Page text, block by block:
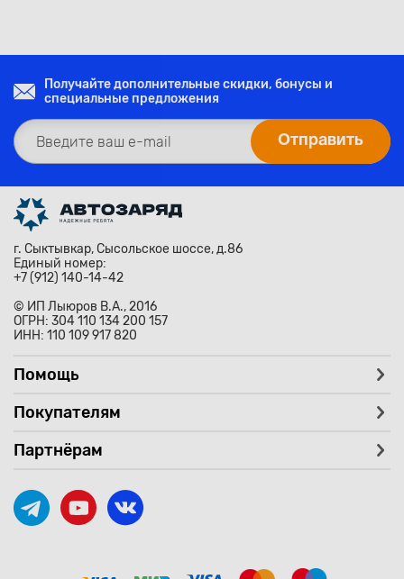
Получайте дополнительные скидки, бонусы и
специальные предложения
г. Сыктывкар, Сысольское шоссе, д.86
Единый номер:
+7 (912) 140-14-42
© ИП Лыюров В.А., 2016
ОГРН: 304 110 134 200 157
ИНН: 110 109 917 820
Помощь
Покупателям
Партнёрам